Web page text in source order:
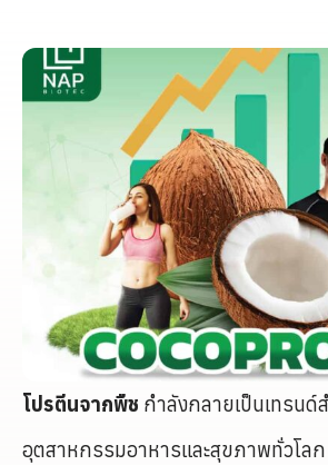
โปรตีนจากพืช กำลังกลายเป็นเทรน
อุตสาหกรรมอาหารและสุขภาพทั่วโล